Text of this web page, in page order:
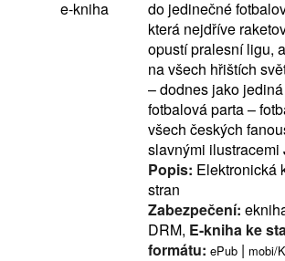
e-kniha
do jedinečné
která nejdříve
opustí pralesní ligu,
na všech hřištích
– dodnes jako
fotbalová parta –
všech českých
slavnými ilustracemi
Popis: Elektronická
stran
Zabezpečení:
DRM, E-kniha ke
formátu: ePub | mobi/